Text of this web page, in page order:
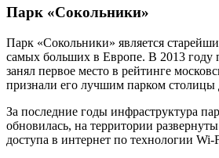
Парк «Сокольники»
Парк «Сокольники» является
самых больших в Европе. В 2013 году
занял первое место в рейтинге
признали его лучшим парком столицы
За последние годы инфраструктура
обновилась, на территории
доступа в интернет по технологии Wi-